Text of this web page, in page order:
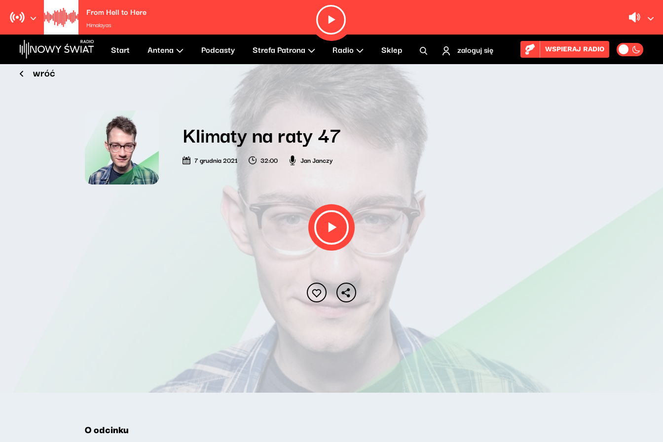
From Hell to Here
Himalayas
Start Antena Podcasty Strefa Patrona Radio Sklep zaloguj się WSPIERAJ RADIO
wróć
Klimaty na raty 47
7 grudnia 2021 32:00 Jan Janczy
O odcinku